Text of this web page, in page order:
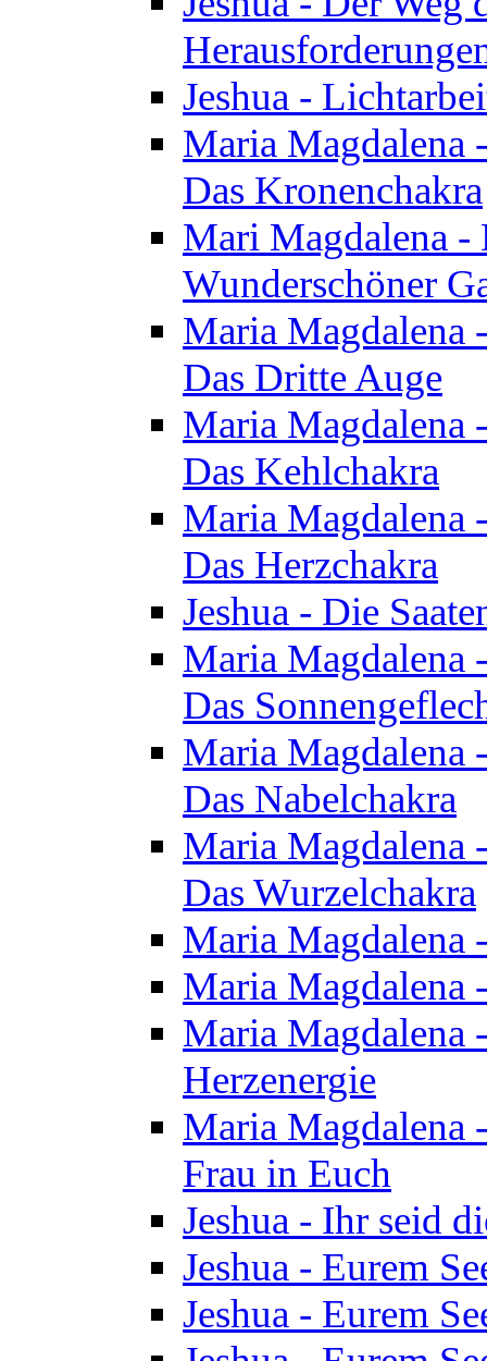
Jeshua -
Maria Magdalena
Das Kronenchakra
Mari Magdalena -
Wunderschöner
Maria Magdalena
Das Dritte Auge
Maria Magdalena
Das Kehlchakra
Maria Magdalena
Das Herzchakra
Jeshua - Die
Maria Magdalena
Das
Maria Magdalena
Das Nabelchakra
Maria Magdalena
Das Wurzelchakra
Maria Magdalena
Maria Magdalena
Maria Magdalena
Herzenergie
Maria Magdalena
Frau in Euch
Jeshua - Ihr seid
Jeshua - Eurem
Jeshua - Eurem